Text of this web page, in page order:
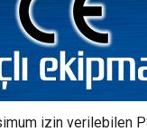
izin verilebilen